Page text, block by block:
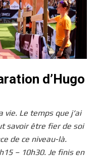
d’Hugo
vie. Le temps que j’ai
savoir être fier de soi
de ce niveau-là.
– 10h30. Je finis en